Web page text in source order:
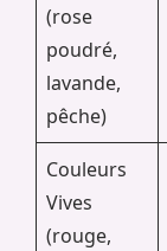
(rose
poudré,
lavande,
pêche)
Couleurs
Vives
(rouge,